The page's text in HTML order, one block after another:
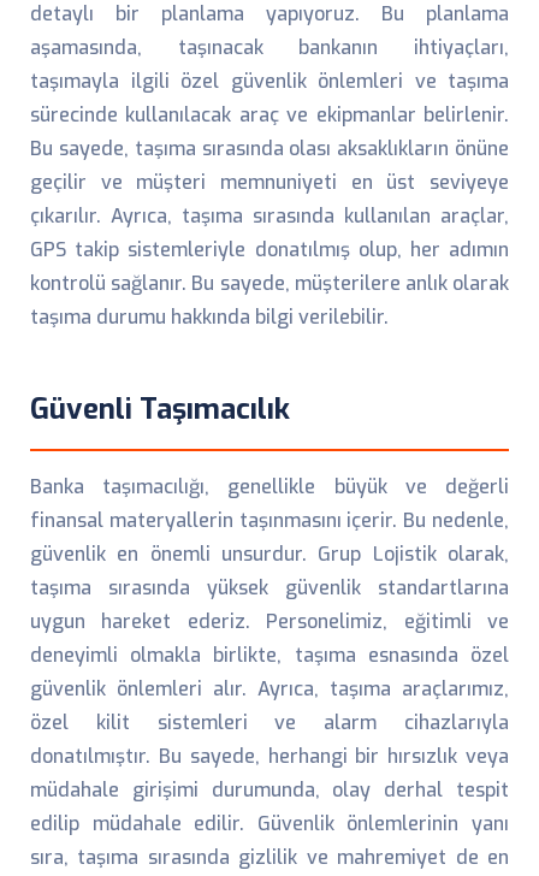
detaylı bir planlama yapıyoruz. Bu planlama
aşamasında, taşınacak bankanın ihtiyaçları,
taşımayla ilgili özel güvenlik önlemleri ve taşıma
sürecinde kullanılacak araç ve ekipmanlar belirlenir.
Bu sayede, taşıma sırasında olası aksaklıkların önüne
geçilir ve müşteri memnuniyeti en üst seviyeye
çıkarılır. Ayrıca, taşıma sırasında kullanılan araçlar,
GPS takip sistemleriyle donatılmış olup, her adımın
kontrolü sağlanır. Bu sayede, müşterilere anlık olarak
taşıma durumu hakkında bilgi verilebilir.
Güvenli Taşımacılık
Banka taşımacılığı, genellikle büyük ve değerli
finansal materyallerin taşınmasını içerir. Bu nedenle,
güvenlik en önemli unsurdur. Grup Lojistik olarak,
taşıma sırasında yüksek güvenlik standartlarına
uygun hareket ederiz. Personelimiz, eğitimli ve
deneyimli olmakla birlikte, taşıma esnasında özel
güvenlik önlemleri alır. Ayrıca, taşıma araçlarımız,
özel kilit sistemleri ve alarm cihazlarıyla
donatılmıştır. Bu sayede, herhangi bir hırsızlık veya
müdahale girişimi durumunda, olay derhal tespit
edilip müdahale edilir. Güvenlik önlemlerinin yanı
sıra, taşıma sırasında gizlilik ve mahremiyet de en